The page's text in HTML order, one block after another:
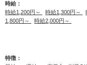
時給：
時給1,200円～
時給1,300円～
1,800円～
時給2,000円～
特徴：